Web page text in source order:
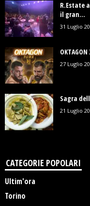
R.Estate
il gran...
31 Luglio
27 Luglio
Sagra
21 Luglio
CATEGORIE POPOLARI
Ultim'ora
Torino